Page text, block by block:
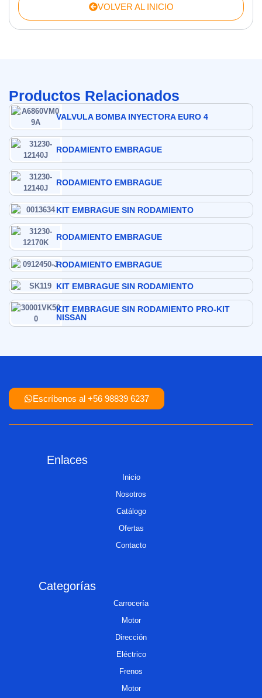
VOLVER AL INICIO
Productos Relacionados
VALVULA BOMBA INYECTORA EURO 4
RODAMIENTO EMBRAGUE
RODAMIENTO EMBRAGUE
KIT EMBRAGUE SIN RODAMIENTO
RODAMIENTO EMBRAGUE
RODAMIENTO EMBRAGUE
KIT EMBRAGUE SIN RODAMIENTO
KIT EMBRAGUE SIN RODAMIENTO PRO-KIT
NISSAN
Escríbenos al +56 98839 6237
Enlaces
Inicio
Nosotros
Catálogo
Ofertas
Contacto
Categorías
Carrocería
Motor
Dirección
Eléctrico
Frenos
Motor